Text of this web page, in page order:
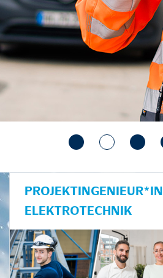
PROJEKTINGENIEUR*IN
ELEKTROTECHNIK